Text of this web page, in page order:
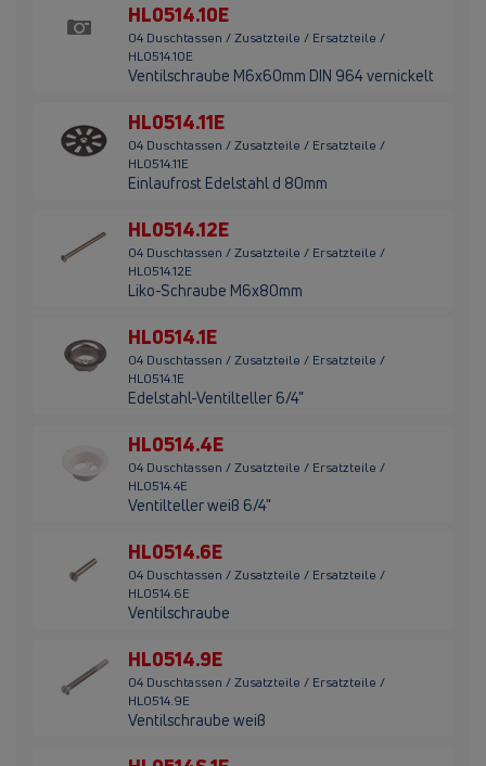
HL0514.10E
04 Duschtassen / Zusatzteile / Ersatzteile /
HL0514.10E
Ventilschraube M6x60mm DIN 964 vernickelt
HL0514.11E
04 Duschtassen / Zusatzteile / Ersatzteile /
HL0514.11E
Einlaufrost Edelstahl d 80mm
HL0514.12E
04 Duschtassen / Zusatzteile / Ersatzteile /
HL0514.12E
Liko-Schraube M6x80mm
HL0514.1E
04 Duschtassen / Zusatzteile / Ersatzteile /
HL0514.1E
Edelstahl-Ventilteller 6/4"
HL0514.4E
04 Duschtassen / Zusatzteile / Ersatzteile /
HL0514.4E
Ventilteller weiß 6/4"
HL0514.6E
04 Duschtassen / Zusatzteile / Ersatzteile /
HL0514.6E
Ventilschraube
HL0514.9E
04 Duschtassen / Zusatzteile / Ersatzteile /
HL0514.9E
Ventilschraube weiß